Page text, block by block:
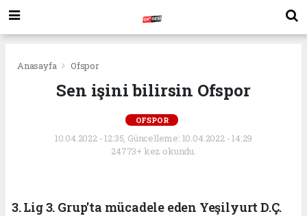
Anasayfa Ofspor
Sen işini bilirsin Ofspor
OFSPOR
10.04.2022 - 12:35, Güncelleme: 10.04.2022 - 14:29
24773+ kez okundu.
3. Lig 3. Grup'ta mücadele eden Yeşilyurt D.Ç.